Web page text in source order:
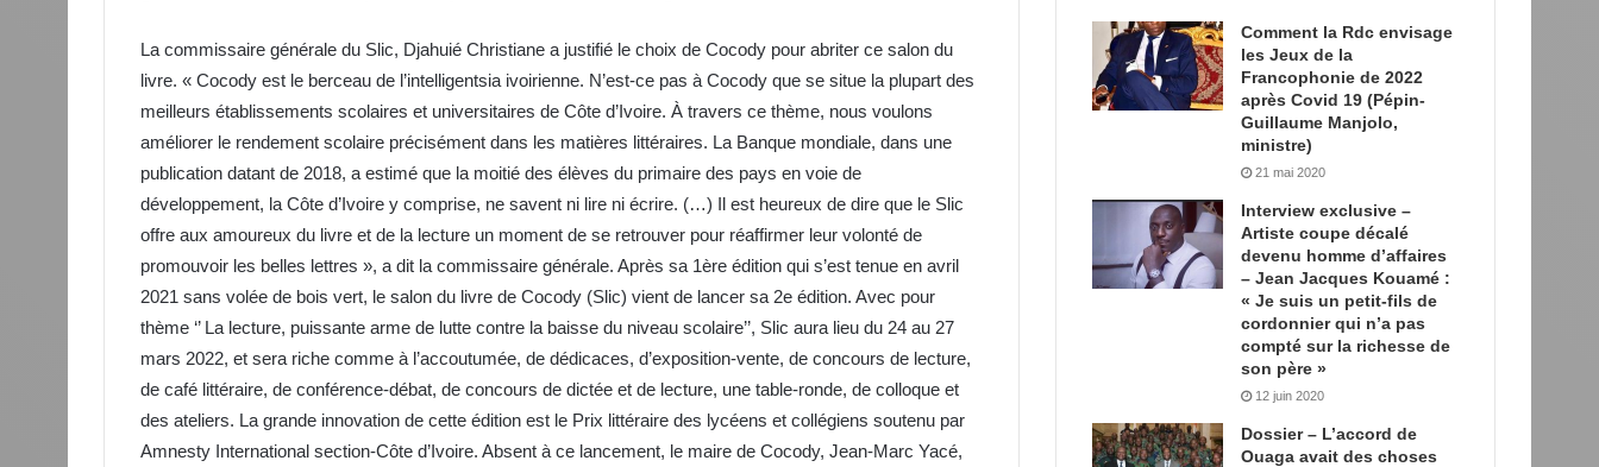
La commissaire générale du Slic, Djahuié Christiane a justifié le choix de Cocody pour abriter ce salon du
livre. « Cocody est le berceau de l’intelligentsia ivoirienne. N’est-ce pas à Cocody que se situe la plupart des
meilleurs établissements scolaires et universitaires de Côte d’Ivoire. À travers ce thème, nous voulons
améliorer le rendement scolaire précisément dans les matières littéraires. La Banque mondiale, dans une
publication datant de 2018, a estimé que la moitié des élèves du primaire des pays en voie de
développement, la Côte d’Ivoire y comprise, ne savent ni lire ni écrire. (…) Il est heureux de dire que le Slic
offre aux amoureux du livre et de la lecture un moment de se retrouver pour réaffirmer leur volonté de
promouvoir les belles lettres », a dit la commissaire générale. Après sa 1ère édition qui s’est tenue en avril
2021 sans volée de bois vert, le salon du livre de Cocody (Slic) vient de lancer sa 2e édition. Avec pour
thème ‘’ La lecture, puissante arme de lutte contre la baisse du niveau scolaire’’, Slic aura lieu du 24 au 27
mars 2022, et sera riche comme à l’accoutumée, de dédicaces, d’exposition-vente, de concours de lecture,
de café littéraire, de conférence-débat, de concours de dictée et de lecture, une table-ronde, de colloque et
des ateliers. La grande innovation de cette édition est le Prix littéraire des lycéens et collégiens soutenu par
Amnesty International section-Côte d’Ivoire. Absent à ce lancement, le maire de Cocody, Jean-Marc Yacé,
Comment la Rdc envisage
les Jeux de la
Francophonie de 2022
après Covid 19 (Pépin-
Guillaume Manjolo,
ministre)
21 mai 2020
Interview exclusive –
Artiste coupe décalé
devenu homme d’affaires
– Jean Jacques Kouamé :
« Je suis un petit-fils de
cordonnier qui n’a pas
compté sur la richesse de
son père »
12 juin 2020
Dossier – L’accord de
Ouaga avait des choses